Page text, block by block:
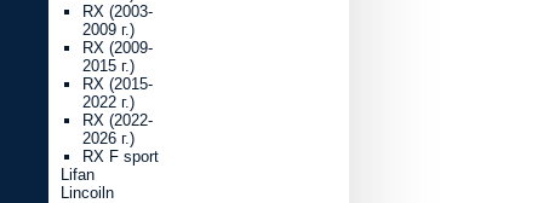
RX (2003-
2009 г.)
RX (2009-
2015 г.)
RX (2015-
2022 г.)
RX (2022-
2026 г.)
RX F sport
Lifan
Lincoiln